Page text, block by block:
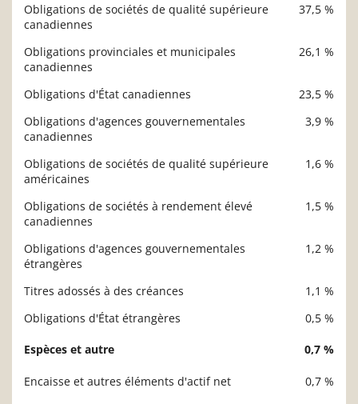
Obligations de sociétés de qualité supérieure
canadiennes
37,5 %
Obligations provinciales et municipales
canadiennes
26,1 %
Obligations d'État canadiennes
23,5 %
Obligations d'agences gouvernementales
canadiennes
3,9 %
Obligations de sociétés de qualité supérieure
américaines
1,6 %
Obligations de sociétés à rendement élevé
canadiennes
1,5 %
Obligations d'agences gouvernementales
étrangères
1,2 %
Titres adossés à des créances
1,1 %
Obligations d'État étrangères
0,5 %
Espèces et autre 0,7 %
Encaisse et autres éléments d'actif net 0,7 %